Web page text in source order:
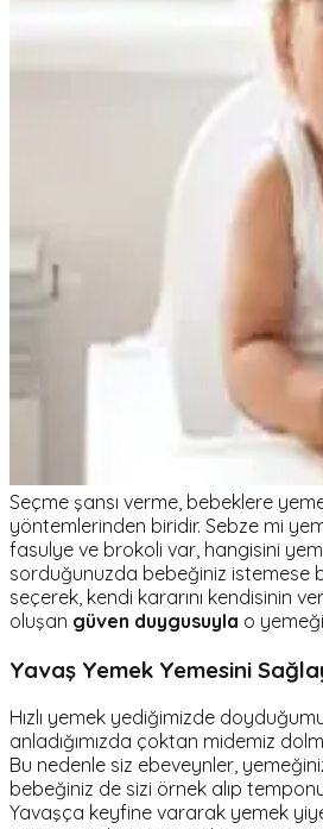
Seçme şansı verme, bebeklere
yöntemlerinden biridir. Sebze mi
fasulye ve brokoli var, hangisini
sorduğunuzda bebeğiniz istemese
seçerek, kendi kararını kendisinin
oluşan güven duygusuyla o
Yavaş Yemek Yemesini
Hızlı yemek yediğimizde
anladığımızda çoktan midemiz
Bu nedenle siz ebeveynler,
bebeğiniz de sizi örnek alıp
Yavaşça keyfine vararak yemek